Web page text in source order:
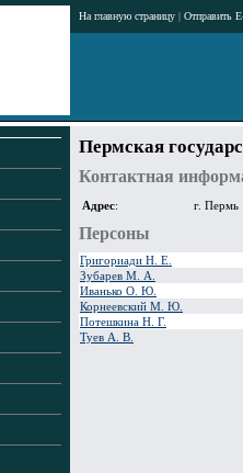
На главную страницу | Отправить
Пермская
Контактная
Адрес: г. Пермь
Персоны
Григориади Н. Е.
Зубарев М. А.
Иванько О. Ю.
Корнеевский М. Ю.
Потешкина Н. Г.
Туев А. В.